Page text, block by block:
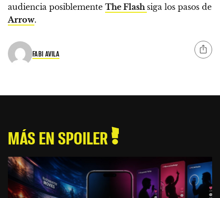
audiencia posiblemente The Flash siga los pasos de
Arrow.
FABI AVILA
MÁS EN SPOILER